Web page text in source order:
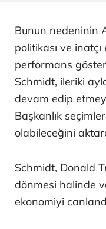
Bunun nedeninin
politikası ve
performans
Schmidt, ileriki
devam edip
Başkanlık
olabileceğini
Schmidt, Donald
dönmesi halinde
ekonomiyi